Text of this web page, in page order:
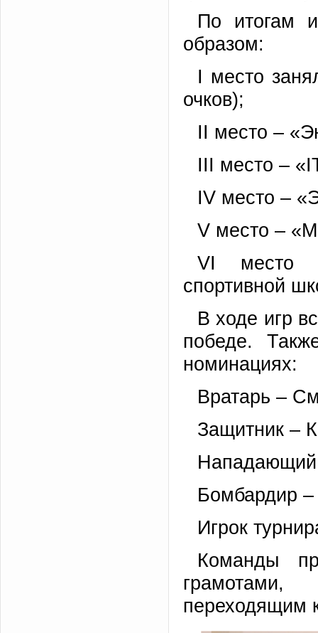
По итогам
образом:
I место
очков);
II место –
III место –
IV место –
V место –
VI место –
спортивной
В ходе игр
победе.
номинациях:
Вратарь –
Защитник –
Бомбардир –
Игрок
Команды
грамотами,
переходящим